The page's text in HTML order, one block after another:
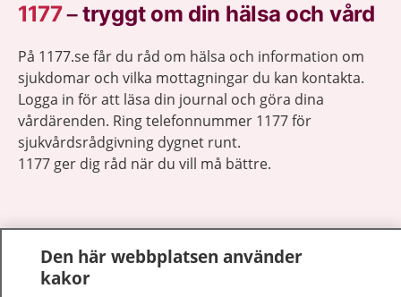
1177–tryggt om din hälsa och vård
På 1177.se får du råd om hälsa och information om
sjukdomar och vilka mottagningar du kan kontakta.
Logga in för att läsa din journal och göra dina
vårdärenden. Ring telefonnummer 1177 för
sjukvårdsrådgivning dygnet runt.
1177 ger dig råd när du vill må bättre.
1177 på flera språk
Den här webbplatsen använder
kakor